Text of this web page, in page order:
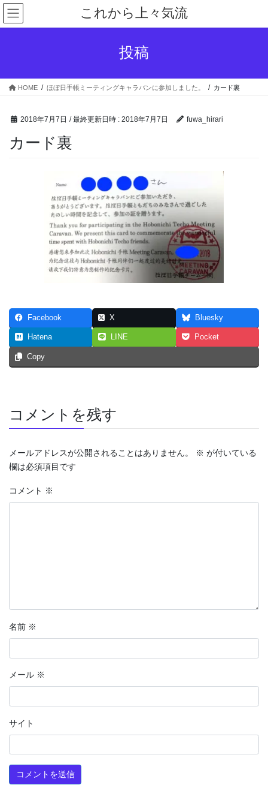
コ
ン
テ
ス
ナ
ビ
ゲ
ン
これから上々気流
投稿
HOME ほぼ日手帳ミーティングキャラバンに参加しました。 カード裏
2018年7月7日 / 最終更新日時 : 2018年7月7日 fuwa_hirari
カード裏
Facebook X Bluesky
Hatena LINE Pocket
Copy
コメントを残す
メールアドレスが公開されることはありません。 ※ が付いている
欄は必須項目です
コメント ※
名前 ※
メール ※
サイト